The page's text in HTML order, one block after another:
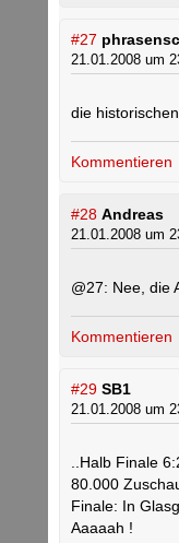
#27
21.01.2008 um
die
Kommentieren
#28 Andreas
21.01.2008 um
@27: Nee, die
Kommentieren
#29 SB1
21.01.2008 um
..Halb Finale
80.000
Finale: In
Aaaaah !